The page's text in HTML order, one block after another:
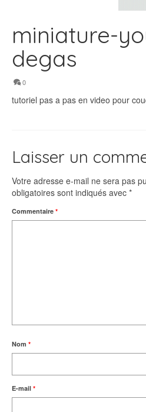
miniature-
degas
0
tutoriel pas a pas en video pour
Laisser un
Votre adresse e-mail ne sera pas
obligatoires sont indiqués avec *
Commentaire *
Nom *
E-mail *